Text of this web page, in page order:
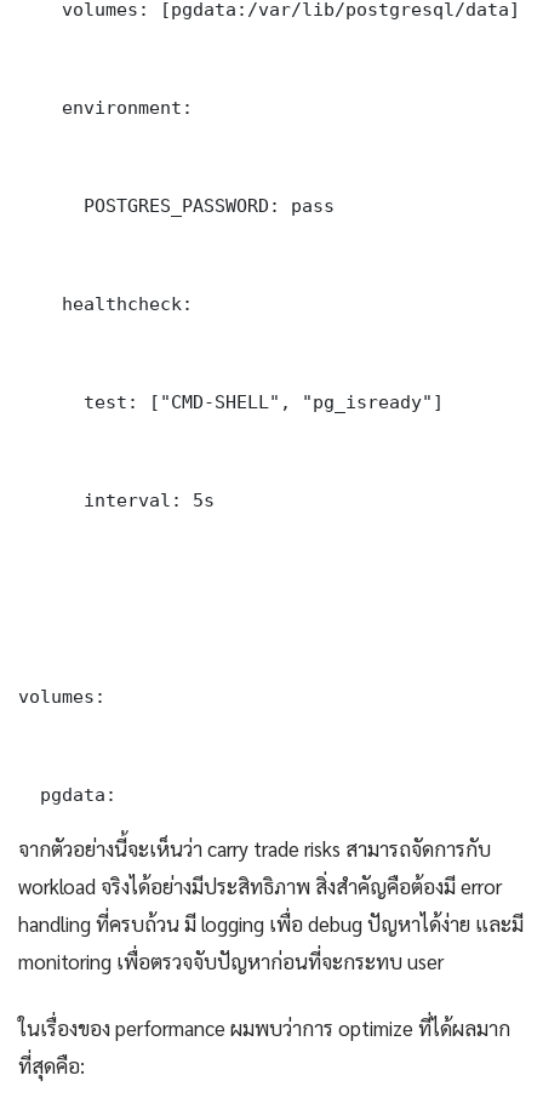
    volumes: [pgdata:/var/lib/postgresql/data]
    environment:
      POSTGRES_PASSWORD: pass
    healthcheck:
      test: ["CMD-SHELL", "pg_isready"]
      interval: 5s
volumes:
  pgdata:
จากตัวอย่างนี้จะเห็นว่า carry trade risks สามารถจัดการกับ
workload จริงได้อย่างมีประสิทธิภาพ สิ่งสำคัญคือต้องมี error
handling ที่ครบถ้วน มี logging เพื่อ debug ปัญหาได้ง่าย และมี
monitoring เพื่อตรวจจับปัญหาก่อนที่จะกระทบ user
ในเรื่องของ performance ผมพบว่าการ optimize ที่ได้ผลมาก
ที่สุดคือ: